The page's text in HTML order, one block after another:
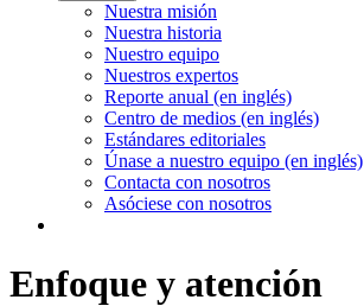
Nuestra misión
Nuestra historia
Nuestro equipo
Nuestros expertos
Reporte anual (en inglés)
Centro de medios (en inglés)
Estándares editoriales
Únase a nuestro equipo (en inglés)
Contacta con nosotros
Asóciese con nosotros
Enfoque y atención